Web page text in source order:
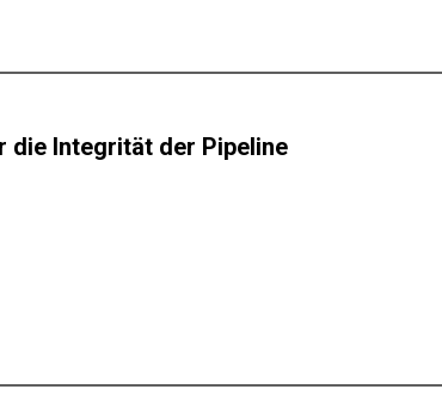
die Integrität der Pipeline